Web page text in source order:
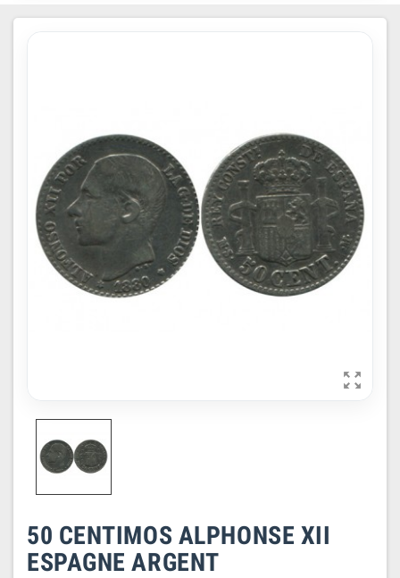

50 CENTIMOS ALPHONSE XII
ESPAGNE ARGENT